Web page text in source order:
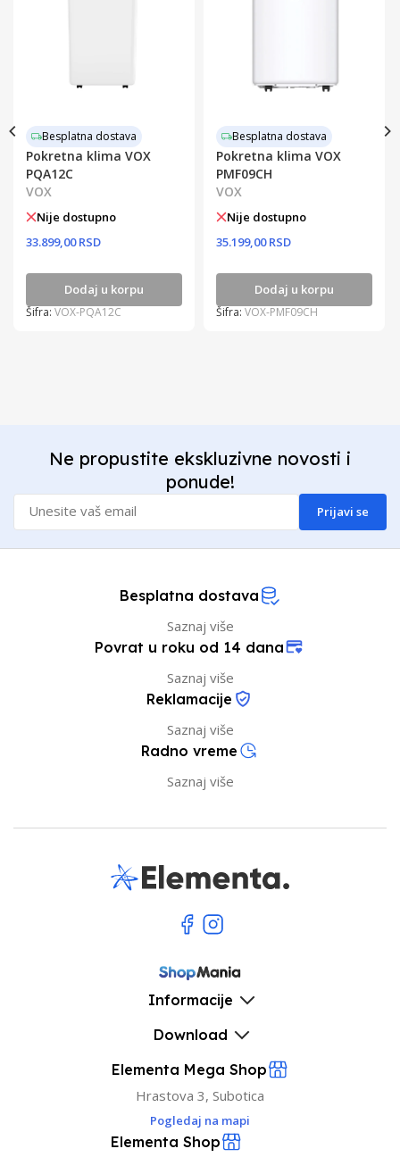
Besplatna dostava
Pokretna klima VOX
PQA12C
VOX
Nije dostupno
33.899,00 RSD
Dodaj u korpu
Šifra:VOX-PQA12C
Besplatna dostava
Pokretna klima VOX
PMF09CH
VOX
Nije dostupno
35.199,00 RSD
Dodaj u korpu
Šifra:VOX-PMF09CH
Ne propustite ekskluzivne novosti i
ponude!
Prijavi se
Besplatna dostava
Saznaj više
Povrat u roku od 14 dana
Saznaj više
Reklamacije
Saznaj više
Radno vreme
Saznaj više
Informacije
Download
Elementa Mega Shop
Hrastova 3, Subotica
Pogledaj na mapi
Elementa Shop